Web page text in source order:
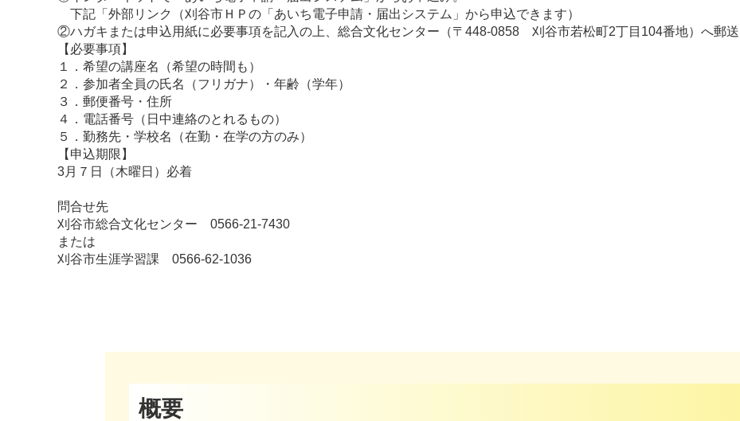
下記「外部リンク（刈谷市ＨＰの「あいち電子申請・届出システム」から申込できます）
②ハガキまたは申込用紙に必要事項を記入の上、総合文化センター（〒448-0858 刈谷市若松町2丁目104番地）へ郵送
【必要事項】
１．希望の講座名（希望の時間も）
２．参加者全員の氏名（フリガナ）・年齢（学年）
３．郵便番号・住所
４．電話番号（日中連絡のとれるもの）
５．勤務先・学校名（在勤・在学の方のみ）
【申込期限】
3月７日（木曜日）必着
問合せ先
刈谷市総合文化センター 0566-21-7430
または
刈谷市生涯学習課 0566-62-1036
概要